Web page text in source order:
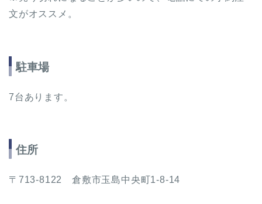
文がオススメ。
駐車場
7台あります。
住所
〒713-8122 倉敷市玉島中央町1-8-14